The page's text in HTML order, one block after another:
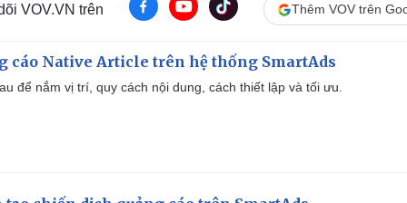
VOV.VN trên Thêm VOV trên
cáo Native Article trên hệ thống SmartAds
để nắm vị trí, quy cách nội dung, cách thiết lập và tối ưu.